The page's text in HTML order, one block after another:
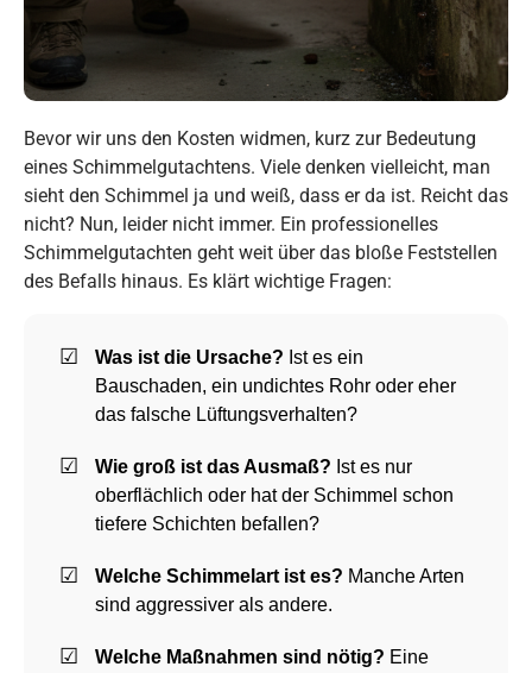
Bevor wir uns den Kosten widmen, kurz zur Bedeutung
eines Schimmelgutachtens. Viele denken vielleicht, man
sieht den Schimmel ja und weiß, dass er da ist. Reicht das
nicht? Nun, leider nicht immer. Ein professionelles
Schimmelgutachten geht weit über das bloße Feststellen
des Befalls hinaus. Es klärt wichtige Fragen:
Was ist die Ursache? Ist es ein
Bauschaden, ein undichtes Rohr oder eher
das falsche Lüftungsverhalten?
Wie groß ist das Ausmaß? Ist es nur
oberflächlich oder hat der Schimmel schon
tiefere Schichten befallen?
Welche Schimmelart ist es? Manche Arten
sind aggressiver als andere.
Welche Maßnahmen sind nötig? Eine